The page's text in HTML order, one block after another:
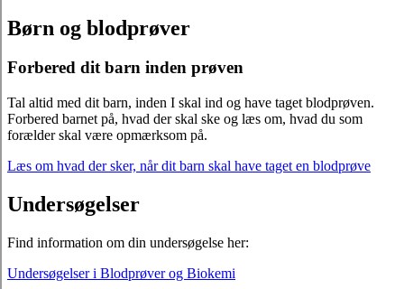
Børn og blodprøver
Forbered dit barn inden prøven
Tal altid med dit barn, inden I skal ind og have taget blodprøven.
Forbered barnet på, hvad der skal ske og læs om, hvad du som
forælder skal være opmærksom på.
Læs om hvad der sker, når dit barn skal have taget en blodprøve
Undersøgelser
Find information om din undersøgelse her:
Undersøgelser i Blodprøver og Biokemi